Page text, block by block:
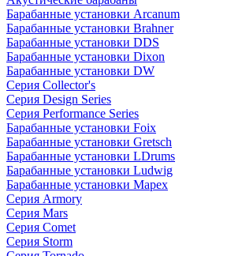
Барабанные установки Arcanum
Барабанные установки Brahner
Барабанные установки DDS
Барабанные установки Dixon
Барабанные установки DW
Серия Collector's
Серия Design Series
Серия Performance Series
Барабанные установки Foix
Барабанные установки Gretsch
Барабанные установки LDrums
Барабанные установки Ludwig
Барабанные установки Mapex
Серия Armory
Серия Mars
Серия Comet
Серия Storm